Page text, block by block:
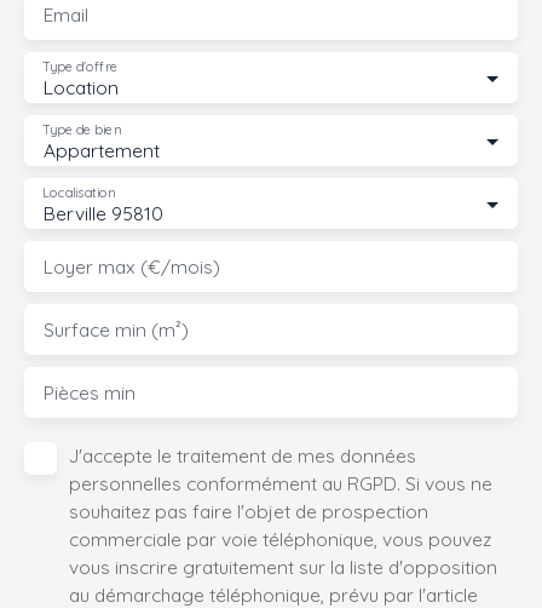
Email
Location
Type d'offre
Appartement
Type de bien
Berville 95810
Localisation
Loyer max (€/mois)
Surface min (m²)
Pièces min
J'accepte le traitement de mes données
personnelles conformément au RGPD. Si vous ne
souhaitez pas faire l'objet de prospection
commerciale par voie téléphonique, vous pouvez
vous inscrire gratuitement sur la liste d'opposition
au démarchage téléphonique, prévu par l'article